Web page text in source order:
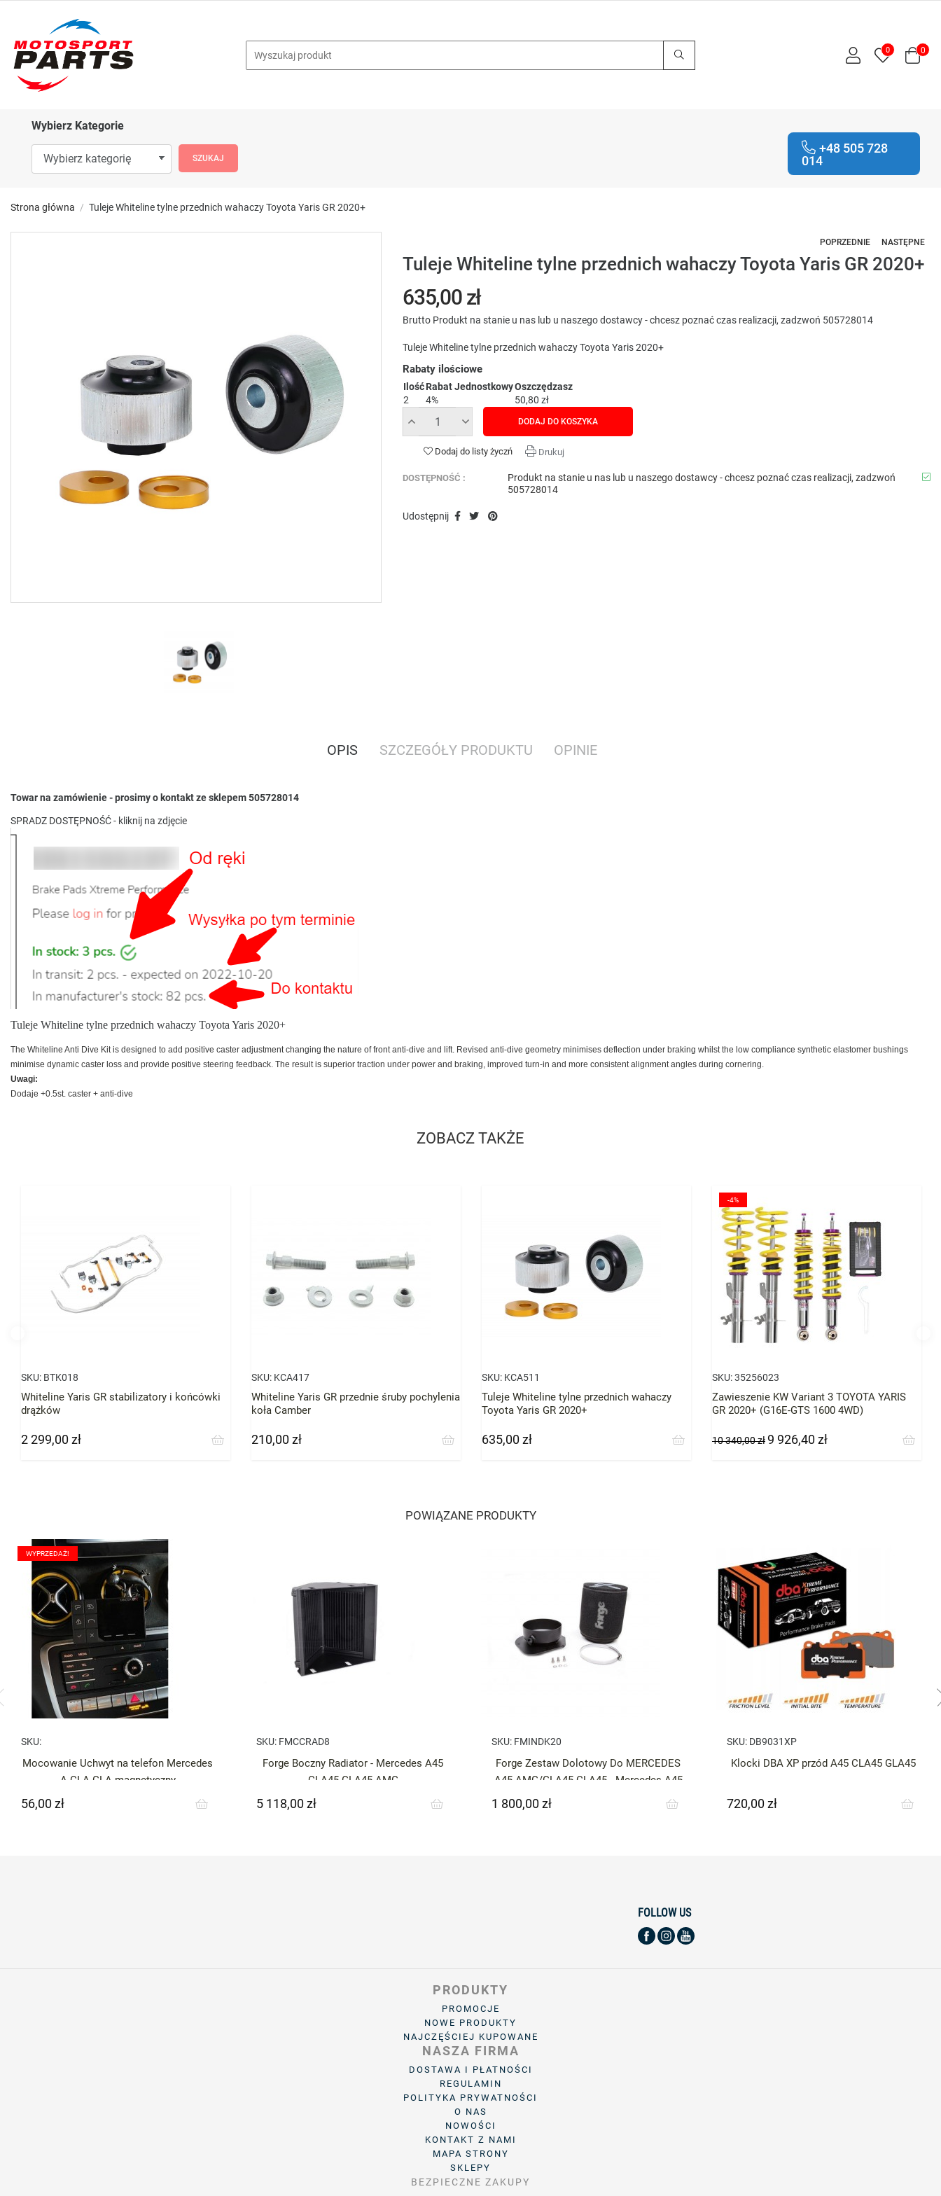
0 0
Wybierz Kategorie
+48 505 728
014
Strona główna Tuleje Whiteline tylne przednich wahaczy Toyota Yaris GR 2020+
POPRZEDNIE NASTĘPNE
Tuleje Whiteline tylne przednich wahaczy Toyota Yaris GR 2020+
635,00 zł
Brutto Produkt na stanie u nas lub u naszego dostawcy - chcesz poznać czas realizacji, zadzwoń 505728014
Tuleje Whiteline tylne przednich wahaczy Toyota Yaris 2020+
Rabaty ilościowe
IlośćRabat JednostkowyOszczędzasz
2
4% 50,80 zł
DODAJ DO KOSZYKA
Dodaj do listy życzń Drukuj
DOSTĘPNOŚĆ :
Produkt na stanie u nas lub u naszego dostawcy - chcesz poznać czas realizacji, zadzwoń
505728014
Udostępnij
OPIS SZCZEGÓŁY PRODUKTU OPINIE
Towar na zamówienie - prosimy o kontakt ze sklepem 505728014
SPRADZ DOSTĘPNOŚĆ - kliknij na zdjęcie
Tuleje Whiteline tylne przednich wahaczy Toyota Yaris 2020+
The Whiteline Anti Dive Kit is designed to add positive caster adjustment changing the nature of front anti-dive and lift. Revised anti-dive geometry minimises deflection under braking whilst the low compliance synthetic elastomer bushings
minimise dynamic caster loss and provide positive steering feedback. The result is superior traction under power and braking, improved turn-in and more consistent alignment angles during cornering.
Uwagi:
Dodaje +0.5st. caster + anti-dive
ZOBACZ TAKŻE
SKU: BTK018
Whiteline Yaris GR stabilizatory i końcówki
drążków
Cena
2 299,00 zł
SKU: KCA417
Whiteline Yaris GR przednie śruby pochylenia
koła Camber
Cena
210,00 zł
SKU: KCA511
Tuleje Whiteline tylne przednich wahaczy
Toyota Yaris GR 2020+
Cena
635,00 zł
-4%
SKU:35256023
Zawieszenie KW Variant 3 TOYOTA YARIS
GR 2020+ (G16E-GTS 1600 4WD)
Cena
10 340,00 złCena
9 926,40 zł
POWIĄZANE PRODUKTY
SKU:
Mocowanie Uchwyt na telefon Mercedes
A CLA GLA magnetyczny
Cena
56,00 zł
WYPRZEDAŻ!
SKU: FMCCRAD8
Forge Boczny Radiator - Mercedes A45
CLA45 GLA45 AMG
Cena
5 118,00 zł
SKU: FMINDK20
Forge Zestaw Dolotowy Do MERCEDES
A45 AMG/GLA45 CLA45 - Mercedes A45
Cena
1 800,00 zł
SKU: DB9031XP
Klocki DBA XP przód A45 CLA45 GLA45
Cena
720,00 zł
FOLLOW US
PRODUKTY
PROMOCJE
NOWE PRODUKTY
NAJCZĘŚCIEJ KUPOWANE
NASZA FIRMA
DOSTAWA I PŁATNOŚCI
REGULAMIN
POLITYKA PRYWATNOŚCI
O NAS
NOWOŚCI
KONTAKT Z NAMI
MAPA STRONY
SKLEPY
BEZPIECZNE ZAKUPY